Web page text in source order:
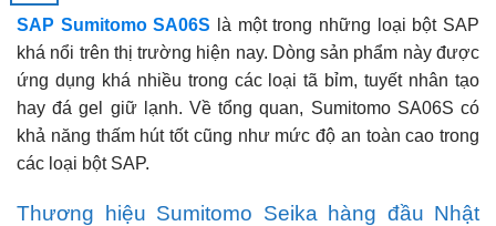
SAP Sumitomo SA06S là một trong những loại bột SAP
khá nổi trên thị trường hiện nay. Dòng sản phẩm này được
ứng dụng khá nhiều trong các loại tã bỉm, tuyết nhân tạo
hay đá gel giữ lạnh. Về tổng quan, Sumitomo SA06S có
khả năng thấm hút tốt cũng như mức độ an toàn cao trong
các loại bột SAP.
Thương hiệu Sumitomo Seika hàng đầu Nhật